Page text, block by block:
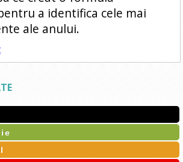
a identifica cele mai
ale anului.